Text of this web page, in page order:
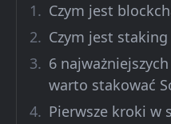
Czym jest
Czym jest staking
6
warto stakować
Pierwsze kroki w